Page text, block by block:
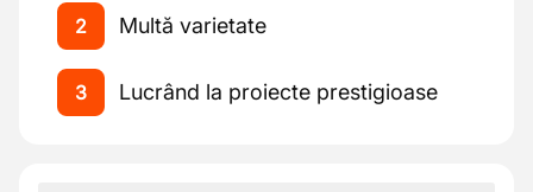
2 Multă varietate
3 Lucrând la proiecte prestigioase